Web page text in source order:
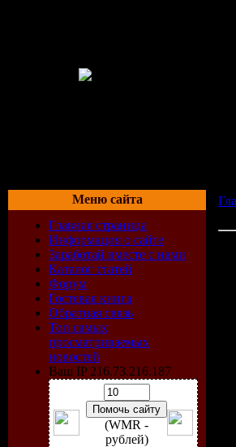
Меню сайта
Главная страница
Информация о сайте
Заработай вместе с нами
Каталог статей
Форум
Гостевая книга
Обратная связь
Топ самых
просматриваемых
новостей
Ваш IP 216.73.216.187
(WMR -
рублей)